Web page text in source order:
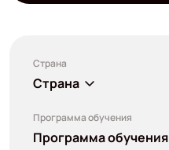
Страна
Страна
Программа обучения
Программа обучения